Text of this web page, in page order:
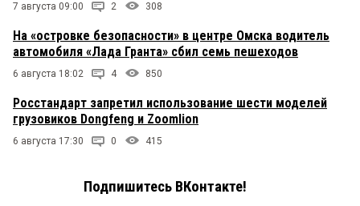
7 августа 09:00 2 308
На «островке безопасности» в центре Омска водитель
автомобиля «Лада Гранта» сбил семь пешеходов
6 августа 18:02 4 850
Росстандарт запретил использование шести моделей
грузовиков Dongfeng и Zoomlion
6 августа 17:30 0 415
Подпишитесь ВКонтакте!